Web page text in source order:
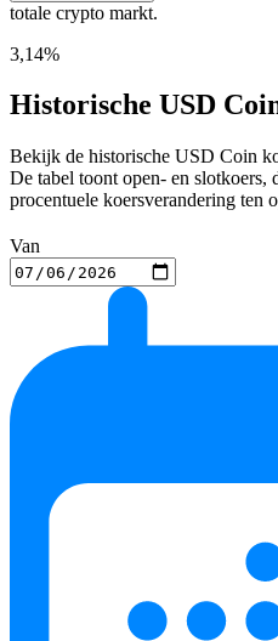
totale crypto markt.
3,14%
Historische USD
Bekijk de historische USD Coin
De tabel toont open- en slotkoers,
procentuele koersverandering ten
Van